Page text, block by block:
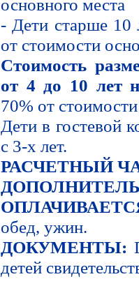
основного места
- Дети старше 10
от стоимости
Стоимость
от 4 до 10 лет
70% от
Дети в гостевой
с 3-х лет.
РАСЧЕТНЫЙ
обед, ужин.
ДОКУМЕНТЫ:
детей